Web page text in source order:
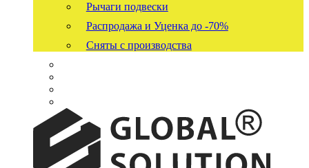
Рычаги подвески
Распродажа и Уценка до -70%
Сняты с производства